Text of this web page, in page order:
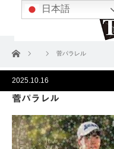
ホーム 菅パラレル
2025.10.16
菅パラレル
日本語